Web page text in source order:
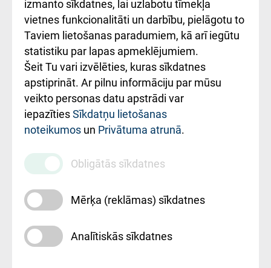
Rēķinu apmaksas
ceļvedis
Rekvizīti un
ārstniecības
iestādes kods
010000234
Maksas
pakalpojumu
cenrādis
izmanto sīkdatnes, lai uzlabotu tīmekļa
vietnes funkcionalitāti un darbību, pielāgotu to
Taviem lietošanas paradumiem, kā arī iegūtu
statistiku par lapas apmeklējumiem.
Šeit Tu vari izvēlēties, kuras sīkdatnes
apstiprināt. Ar pilnu informāciju par mūsu
veikto personas datu apstrādi var
iepazītiesSīkdatņu lietošanas
noteikumos un Privātuma atrunā.
Obligātās sīkdatnes
Mērķa (reklāmas) sīkdatnes
Analītiskās sīkdatnes